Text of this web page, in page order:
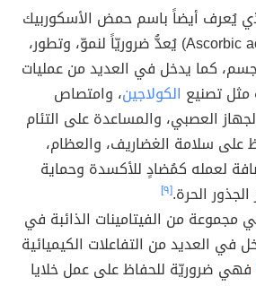
يُعرف أيضاً باسم حمض الأسكوربيك
(بالإنجليزية: Ascorbic acid) يُعدُّ ضروريّاً لنموّ، وتطور،
كما يدخل في العديد من عمليات
تصنيع الكولاجين، وامتصاص
العصبي، والمساعدة على التئام
على سلامة الغضاريف، والعظام،
لعمله كمُضادٍ للأكسدة وحماية
الحرة.[٩]
مجموعة من الفيتامينات الذائبة في
في العديد من التفاعلات الكيميائية
فهي ضروريّة للحفاظ على عمل خلايا